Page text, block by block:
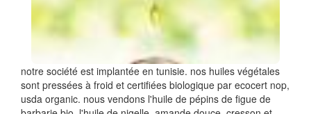
notre société est implantée en tunisie. nos huiles végétales
sont pressées à froid et certifiées biologique par ecocert nop,
usda organic. nous vendons l'huile de pépins de figue de